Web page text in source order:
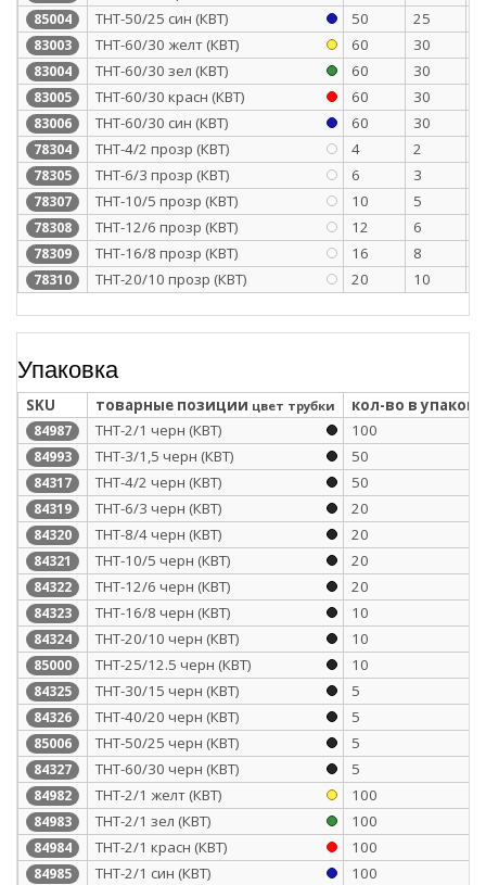
85004 ТНТ-50/25 син (КВТ) 50 25
83003 ТНТ-60/30 желт (КВТ) 60 30
83004 ТНТ-60/30 зел (КВТ) 60 30
83005 ТНТ-60/30 красн (КВТ) 60 30
83006 ТНТ-60/30 син (КВТ) 60 30
78304 ТНТ-4/2 прозр (КВТ) 4 2
78305 ТНТ-6/3 прозр (КВТ) 6 3
78307 ТНТ-10/5 прозр (КВТ) 10 5
78308 ТНТ-12/6 прозр (КВТ) 12 6
78309 ТНТ-16/8 прозр (КВТ) 16 8
78310 ТНТ-20/10 прозр (КВТ) 20 10
Упаковка
SKU товарные позиции цвет трубки кол-во в
84987 ТНТ-2/1 черн (КВТ) 100
84993 ТНТ-3/1,5 черн (КВТ) 50
84317 ТНТ-4/2 черн (КВТ) 50
84319 ТНТ-6/3 черн (КВТ) 20
84320 ТНТ-8/4 черн (КВТ) 20
84321 ТНТ-10/5 черн (КВТ) 20
84322 ТНТ-12/6 черн (КВТ) 20
84323 ТНТ-16/8 черн (КВТ) 10
84324 ТНТ-20/10 черн (КВТ) 10
85000 ТНТ-25/12.5 черн (КВТ) 10
84325 ТНТ-30/15 черн (КВТ) 5
84326 ТНТ-40/20 черн (КВТ) 5
85006 ТНТ-50/25 черн (КВТ) 5
84327 ТНТ-60/30 черн (КВТ) 5
84982 ТНТ-2/1 желт (КВТ) 100
84983 ТНТ-2/1 зел (КВТ) 100
84984 ТНТ-2/1 красн (КВТ) 100
84985 ТНТ-2/1 син (КВТ) 100